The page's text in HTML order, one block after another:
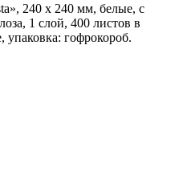
240 х 240 мм, белые, с
1 слой, 400 листов в
упаковка: гофрокороб.